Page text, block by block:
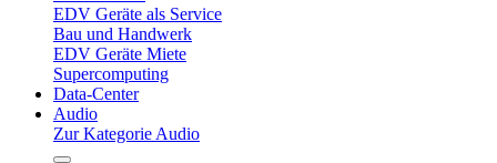
EDV Geräte als Service
Bau und Handwerk
EDV Geräte Miete
Supercomputing
Data-Center
Audio
Zur Kategorie Audio